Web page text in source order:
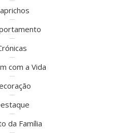
com a Vida
da Família